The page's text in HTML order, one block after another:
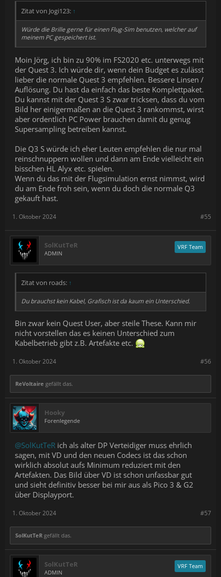
Zitat von Jogi123: ↑
Würde die Brille gerne für einen Flug-Sim benutzen, welcher auf
meinem PC gespeichert ist.
Moin Jörg, ich bin zu 90% im FS2020 etc. unterwegs mit
der Quest 3. Ich würde dir, wenn dein Budget es zulässt
lieber die normale Quest 3 empfehlen. Bessere Linsen /
Auflösung. Du hast da einfach das beste Komplettpaket.
Du kannst mit der Quest 3 S zwar tricksen, dass du vom
Bild her einigermaßen an die Quest 3 rankommst, wirst
aber ordentlich PC Power brauchen damit du genug
Supersampling betreiben kannst.
Die Q3 S würde ich eher Leuten empfehlen die nur mal
reinschnuppern wollen und dann am Ende vielleicht ein
bisschen HL Alyx etc. spielen.
Wenn du das mit der Flugsimulation ernst nimmst, wird
du am Ende froh sein, wenn du doch die normale Q3
gekauft hast.
#55
1. Oktober 2024
SolKutTeR
ADMIN
VRF Team
Zitat von roads: ↑
Du brauchst kein Kabel, Grafisch ist da kaum ein Unterschied.
Bin zwar kein Quest User, aber steile These. Kann mir
nicht vorstellen das es keinen Unterschied zum
Kabelbetrieb gibt z.B. Artefakte etc.
#56
1. Oktober 2024
ReVoltaire gefällt das.
Hooky
Forenlegende
@SolKutTeR ich als alter DP Verteidiger muss ehrlich
sagen, mit VD und den neuen Codecs ist das schon
wirklich absolut aufs Minimum reduziert mit den
Artefakten. Das Bild über VD ist schon unfassbar gut
und sieht definitiv besser bei mir aus als Pico 3 & G2
über Displayport.
#57
1. Oktober 2024
SolKutTeR gefällt das.
SolKutTeR
ADMIN
VRF Team